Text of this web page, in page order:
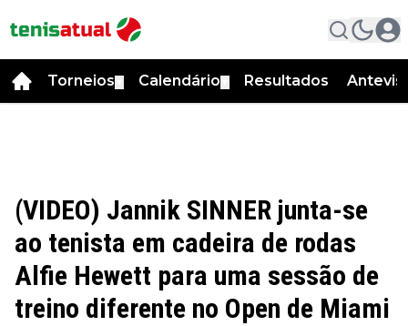
Torneios Calendário Resultados
(VIDEO) Jannik SINNER junta-se
ao tenista em cadeira de rodas
Alfie Hewett para uma sessão de
treino diferente no Open de Miami